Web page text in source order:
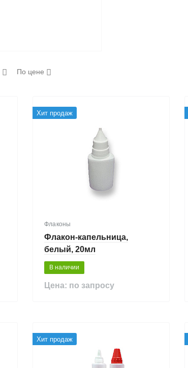
По цене
Хит продаж
Флаконы
Флакон-капельница,
белый, 20мл
В наличии
Цена: по запросу
Хит продаж